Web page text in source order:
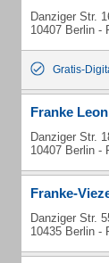
Danziger Str.
10407 Berlin -
Gratis-
Franke Leon
Danziger Str.
10407 Berlin -
Franke-
Danziger Str.
10435 Berlin -